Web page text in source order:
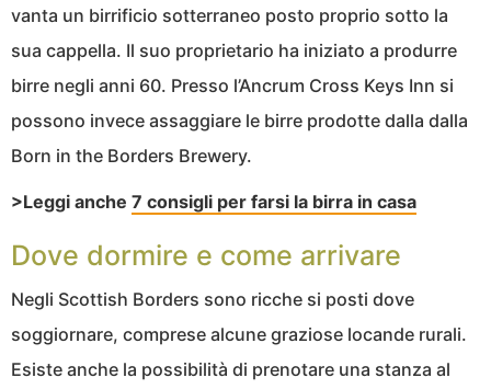
vanta un birrificio sotterraneo posto proprio sotto la
sua cappella. Il suo proprietario ha iniziato a produrre
birre negli anni 60. Presso l’Ancrum Cross Keys Inn si
possono invece assaggiare le birre prodotte dalla dalla
Born in the Borders Brewery.
>Leggi anche 7 consigli per farsi la birra in casa
Dove dormire e come arrivare
Negli Scottish Borders sono ricche si posti dove
soggiornare, comprese alcune graziose locande rurali.
Esiste anche la possibilità di prenotare una stanza al